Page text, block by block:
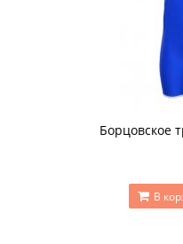
Борцовское
В